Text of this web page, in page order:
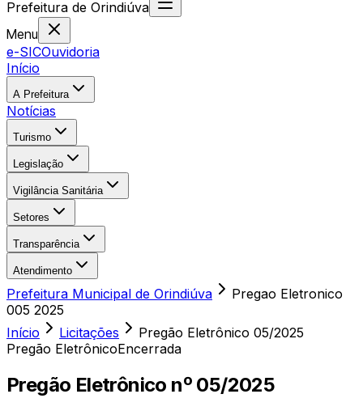
Prefeitura de Orindiúva
Menu
e-SICOuvidoria
Início
A Prefeitura
Notícias
Turismo
Legislação
Vigilância Sanitária
Setores
Transparência
Atendimento
Prefeitura Municipal de Orindiúva
Pregao Eletronico
005 2025
Início
Licitações Pregão Eletrônico 05/2025
Pregão EletrônicoEncerrada
Pregão Eletrônico nº 05/2025